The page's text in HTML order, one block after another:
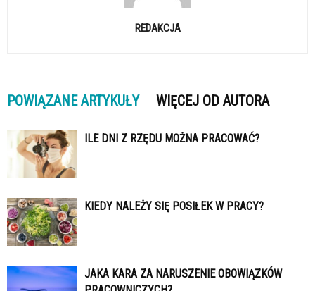
REDAKCJA
POWIĄZANE ARTYKUŁY WIĘCEJ OD AUTORA
ILE DNI Z RZĘDU MOŻNA PRACOWAĆ?
KIEDY NALEŻY SIĘ POSIŁEK W PRACY?
JAKA KARA ZA NARUSZENIE OBOWIĄZKÓW